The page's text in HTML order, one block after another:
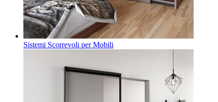
Sistemi Scorrevoli per Mobili